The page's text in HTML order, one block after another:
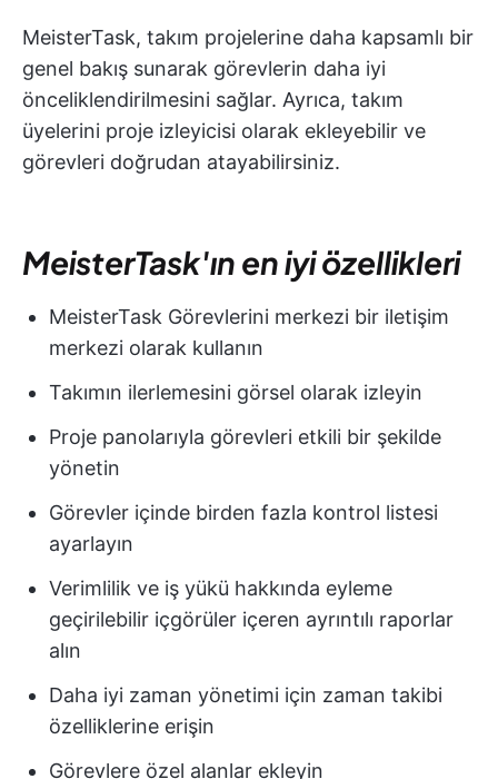
MeisterTask, takım projelerine daha kapsamlı bir
genel bakış sunarak görevlerin daha iyi
önceliklendirilmesini sağlar. Ayrıca, takım
üyelerini proje izleyicisi olarak ekleyebilir ve
görevleri doğrudan atayabilirsiniz.
MeisterTask'ın en iyi özellikleri
MeisterTask Görevlerini merkezi bir iletişim
merkezi olarak kullanın
Takımın ilerlemesini görsel olarak izleyin
Proje panolarıyla görevleri etkili bir şekilde
yönetin
Görevler içinde birden fazla kontrol listesi
ayarlayın
Verimlilik ve iş yükü hakkında eyleme
geçirilebilir içgörüler içeren ayrıntılı raporlar
alın
Daha iyi zaman yönetimi için zaman takibi
özelliklerine erişin
Görevlere özel alanlar ekleyin